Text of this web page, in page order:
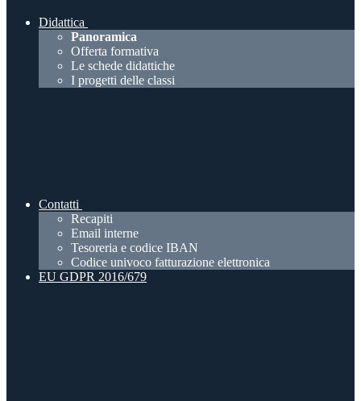
Didattica
Panoramica
Offerta formativa
Le schede didattiche
I progetti delle classi
Contatti
Recapiti
Email interne
Tesoreria e codice IBAN
Codice univoco fatturazione elettronica
EU GDPR 2016/679